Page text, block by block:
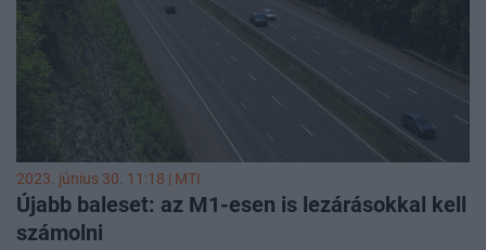
2023. június 30. 11:18 | MTI
Újabb baleset: az M1-esen is lezárásokkal kell
számolni